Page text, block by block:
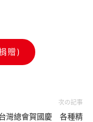
贈)
次の記事
灣總會賀國慶 各種精